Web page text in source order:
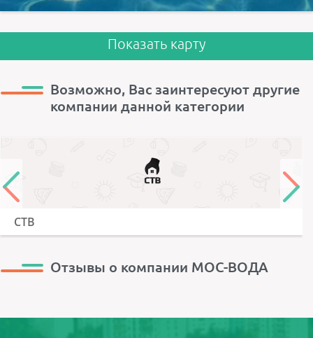
Показать карту
Возможно, Вас заинтересуют другие
компании данной категории
СТВ
Отзывы о компании МОС-ВОДА